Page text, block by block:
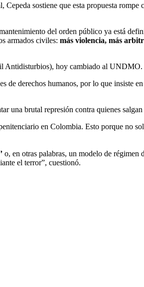
sostiene que esta propuesta rompe
del orden público ya está
armados civiles: más violencia, más
Antidisturbios), hoy cambiado al UNDMO.
de derechos humanos, por lo que insiste
una brutal represión contra quienes salgan
en Colombia. Esto porque no
o, en otras palabras, un modelo de régimen
el terror”, cuestionó.